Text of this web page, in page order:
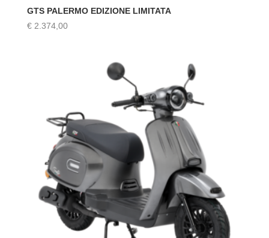
GTS PALERMO EDIZIONE LIMITATA
€2.374,00